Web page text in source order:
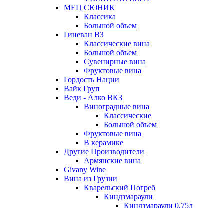
МЕЦ СЮНИК
Классика
Большой объем
Гиневан ВЗ
Классические вина
Большой объем
Сувенирные вина
Фруктовые вина
Гордость Нации
Вайк Груп
Веди - Алко ВКЗ
Виноградные вина
Классические
Большой объем
Фруктовые вина
В керамике
Другие Производители
Армянские вина
Givany Wine
Вина из Грузии
Кварельский Погреб
Киндзмараули
Киндзмараули 0,75л